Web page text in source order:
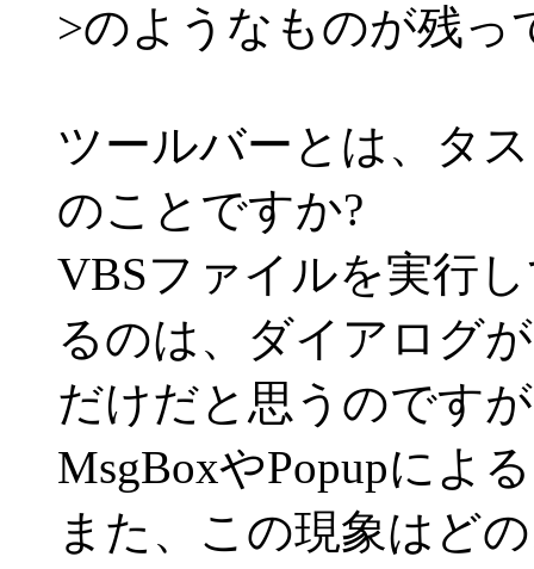
>のようなものが残っ
ツールバーとは、タ
のことですか?
VBSファイルを実行
るのは、ダイアログ
だけだと思うのです
MsgBoxやPopupによ
また、この現象はど